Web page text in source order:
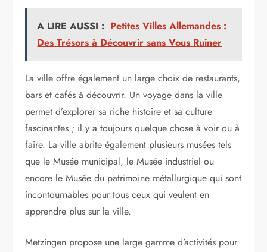
A LIRE AUSSI : Petites Villes Allemandes :
Des Trésors à Découvrir sans Vous Ruiner
La ville offre également un large choix de restaurants,
bars et cafés à découvrir. Un voyage dans la ville
permet d’explorer sa riche histoire et sa culture
fascinantes ; il y a toujours quelque chose à voir ou à
faire. La ville abrite également plusieurs musées tels
que le Musée municipal, le Musée industriel ou
encore le Musée du patrimoine métallurgique qui sont
incontournables pour tous ceux qui veulent en
apprendre plus sur la ville.
Metzingen propose une large gamme d’activités pour